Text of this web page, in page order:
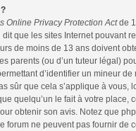
Online Privacy Protection Actde
dit que les sites Internet pouvant
de moins de 13 ans doivent
parents (ou d’un tuteur légal)
d’identifier un mineur de
sûr que cela s’applique à vous,
quelqu’un le fait à votre place,
obtenir son avis. Notez que
forum ne peuvent pas fournir de